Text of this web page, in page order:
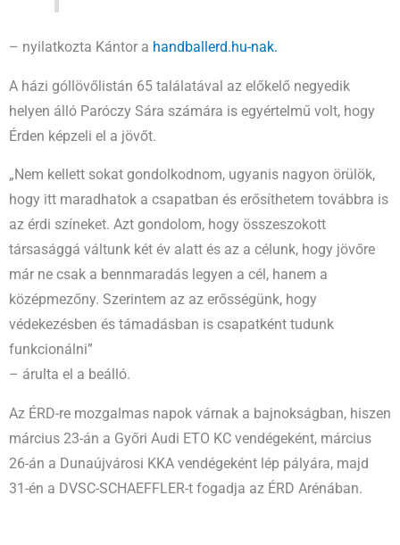
– nyilatkozta Kántor a handballerd.hu-nak.
A házi góllövőlistán 65 találatával az előkelő negyedik
helyen álló Paróczy Sára számára is egyértelmű volt, hogy
Érden képzeli el a jövőt.
„Nem kellett sokat gondolkodnom, ugyanis nagyon örülök,
hogy itt maradhatok a csapatban és erősíthetem továbbra is
az érdi színeket. Azt gondolom, hogy összeszokott
társasággá váltunk két év alatt és az a célunk, hogy jövőre
már ne csak a bennmaradás legyen a cél, hanem a
középmezőny. Szerintem az az erősségünk, hogy
védekezésben és támadásban is csapatként tudunk
funkcionálni”
– árulta el a beálló.
Az ÉRD-re mozgalmas napok várnak a bajnokságban, hiszen
március 23-án a Győri Audi ETO KC vendégeként, március
26-án a Dunaújvárosi KKA vendégeként lép pályára, majd
31-én a DVSC-SCHAEFFLER-t fogadja az ÉRD Arénában.